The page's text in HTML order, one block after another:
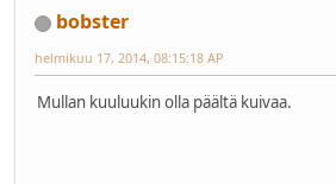
bobster
helmikuu 17, 2014, 08:15:18 AP
Mullan kuuluukin olla päältä kuivaa.